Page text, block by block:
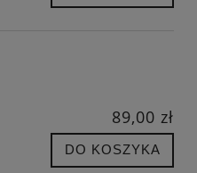
89,00 zł
DO KOSZYKA